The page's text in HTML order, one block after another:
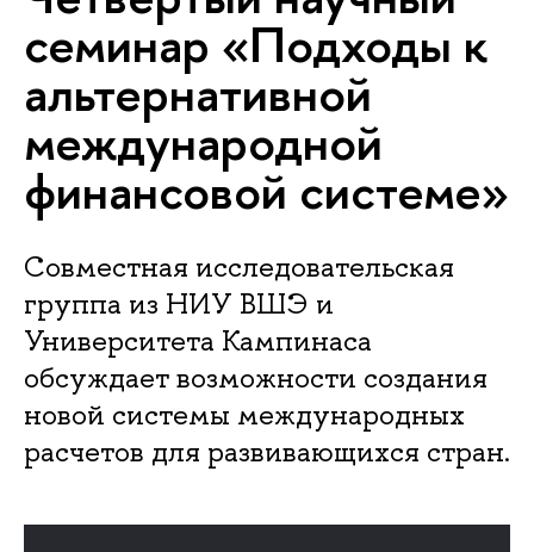
семинар «Подходы к
альтернативной
международной
финансовой системе»
Совместная исследовательская
группа из НИУ ВШЭ и
Университета Кампинаса
обсуждает возможности создания
новой системы международных
расчетов для развивающихся стран.